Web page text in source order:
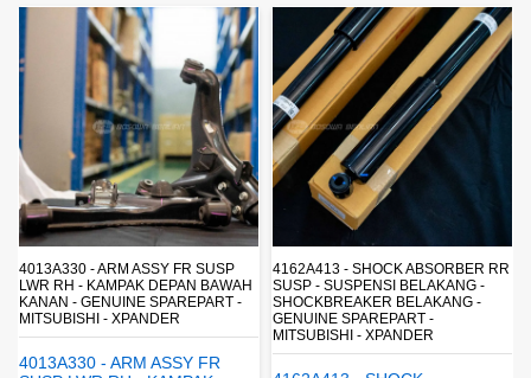
4013A330 - ARM ASSY FR SUSP
LWR RH - KAMPAK DEPAN BAWAH
KANAN - GENUINE SPAREPART -
MITSUBISHI - XPANDER
4013A330 - ARM ASSY FR
4162A413 - SHOCK ABSORBER RR
SUSP - SUSPENSI BELAKANG -
SHOCKBREAKER BELAKANG -
GENUINE SPAREPART -
MITSUBISHI - XPANDER